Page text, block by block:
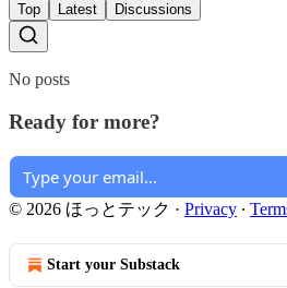
Top Latest Discussions
No posts
Ready for more?
© 2026 ほっとテック · Privacy ∙
Start your Substack